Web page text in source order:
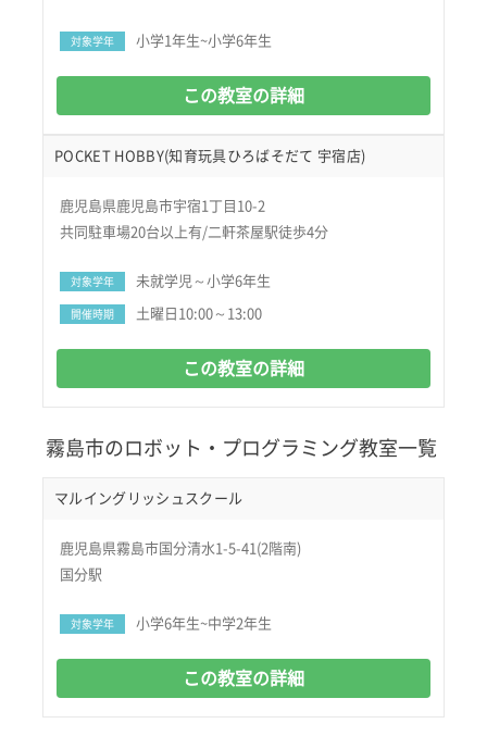
対象学年 小学1年生~小学6年生
この教室の詳細
POCKET HOBBY(知育玩具ひろばそだて 宇宿店)
鹿児島県鹿児島市宇宿1丁目10-2
共同駐車場20台以上有/二軒茶屋駅徒歩4分
対象学年 未就学児～小学6年生
開催時期 土曜日10:00～13:00
この教室の詳細
霧島市のロボット・プログラミング教室一覧
マルイングリッシュスクール
鹿児島県霧島市国分清水1-5-41(2階南)
国分駅
対象学年 小学6年生~中学2年生
この教室の詳細